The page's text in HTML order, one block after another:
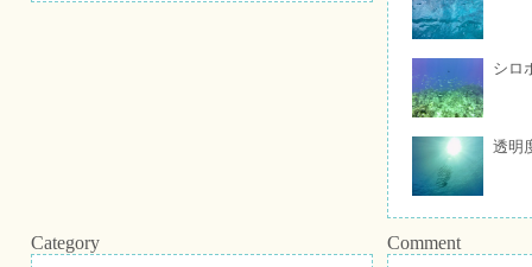
シロ
透明
Category Comment